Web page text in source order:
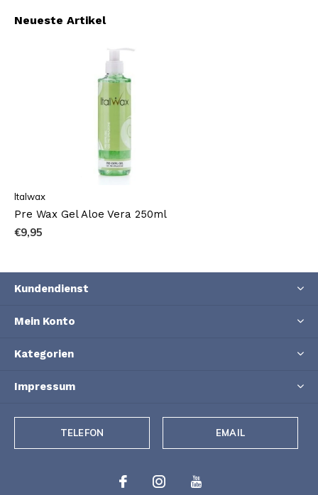
Neueste Artikel
Italwax
Pre Wax Gel Aloe Vera 250ml
€9,95
Kundendienst
Mein Konto
Kategorien
Impressum
TELEFON EMAIL